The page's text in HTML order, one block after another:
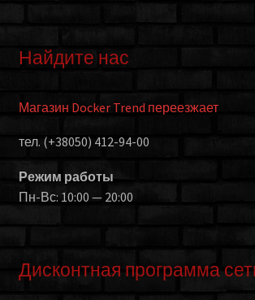
Найдите нас
Магазин Docker Trend переезжает
тел. (+38050) 412-94-00
Режим работы
Пн-Вс: 10:00 — 20:00
Дисконтная программа